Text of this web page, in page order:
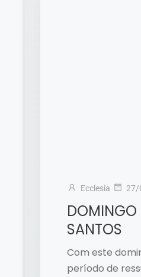
Ecclesia 27/
DOMINGO
SANTOS
Com este
período de